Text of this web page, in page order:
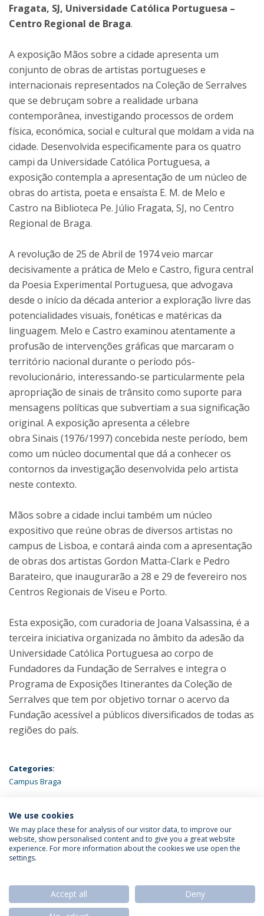
Fragata, SJ, Universidade Católica Portuguesa –
Centro Regional de Braga.
A exposição Mãos sobre a cidade apresenta um
conjunto de obras de artistas portugueses e
internacionais representados na Coleção de Serralves
que se debruçam sobre a realidade urbana
contemporânea, investigando processos de ordem
física, económica, social e cultural que moldam a vida na
cidade. Desenvolvida especificamente para os quatro
campi da Universidade Católica Portuguesa, a
exposição contempla a apresentação de um núcleo de
obras do artista, poeta e ensaísta E. M. de Melo e
Castro na Biblioteca Pe. Júlio Fragata, SJ, no Centro
Regional de Braga.
A revolução de 25 de Abril de 1974 veio marcar
decisivamente a prática de Melo e Castro, figura central
da Poesia Experimental Portuguesa, que advogava
desde o início da década anterior a exploração livre das
potencialidades visuais, fonéticas e matéricas da
linguagem. Melo e Castro examinou atentamente a
profusão de intervenções gráficas que marcaram o
território nacional durante o período pós-
revolucionário, interessando-se particularmente pela
apropriação de sinais de trânsito como suporte para
mensagens políticas que subvertiam a sua significação
original. A exposição apresenta a célebre
obra Sinais (1976/1997) concebida neste período, bem
como um núcleo documental que dá a conhecer os
contornos da investigação desenvolvida pelo artista
neste contexto.
Mãos sobre a cidade inclui também um núcleo
expositivo que reúne obras de diversos artistas no
campus de Lisboa, e contará ainda com a apresentação
de obras dos artistas Gordon Matta-Clark e Pedro
Barateiro, que inaugurarão a 28 e 29 de fevereiro nos
Centros Regionais de Viseu e Porto.
Esta exposição, com curadoria de Joana Valsassina, é a
terceira iniciativa organizada no âmbito da adesão da
Universidade Católica Portuguesa ao corpo de
Fundadores da Fundação de Serralves e integra o
Programa de Exposições Itinerantes da Coleção de
Serralves que tem por objetivo tornar o acervo da
Fundação acessível a públicos diversificados de todas as
regiões do país.
Categories:
Campus Braga
ÚLTIMAS NOTÍCIAS
Política de Privacidade
Termos & Condições
We use cookies
We may place these for analysis of our visitor data, to improve our
website, show personalised content and to give you a great website
experience. For more information about the cookies we use open the
settings.
Accept all
Deny